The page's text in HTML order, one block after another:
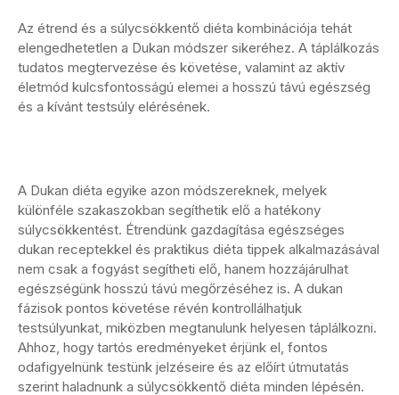
Az étrend és a súlycsökkentő diéta kombinációja tehát
elengedhetetlen a Dukan módszer sikeréhez. A táplálkozás
tudatos megtervezése és követése, valamint az aktív
életmód kulcsfontosságú elemei a hosszú távú egészség
és a kívánt testsúly elérésének.
A Dukan diéta egyike azon módszereknek, melyek
különféle szakaszokban segíthetik elő a hatékony
súlycsökkentést. Étrendünk gazdagítása egészséges
dukan receptekkel és praktikus diéta tippek alkalmazásával
nem csak a fogyást segítheti elő, hanem hozzájárulhat
egészségünk hosszú távú megőrzéséhez is. A dukan
fázisok pontos követése révén kontrollálhatjuk
testsúlyunkat, miközben megtanulunk helyesen táplálkozni.
Ahhoz, hogy tartós eredményeket érjünk el, fontos
odafigyelnünk testünk jelzéseire és az előírt útmutatás
szerint haladnunk a súlycsökkentő diéta minden lépésén.